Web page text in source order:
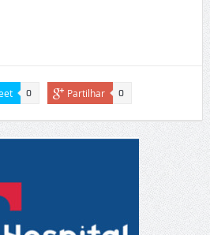
0 Partilhar 0